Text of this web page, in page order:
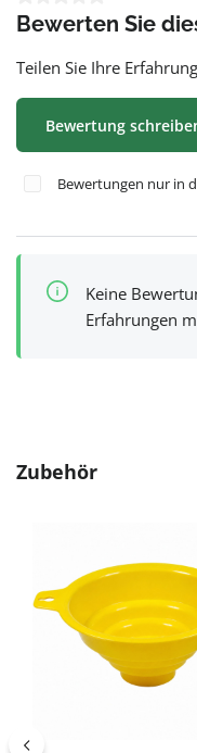
Bewerten Sie
Teilen Sie Ihre
Bewertung
Bewertungen nur in
Keine
Erfahrungen
Produktgalerie
Zubehör